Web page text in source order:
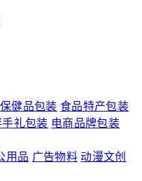
保健品包装 食品特产包装
礼包装 电商品牌包装
用品 广告物料 动漫文创